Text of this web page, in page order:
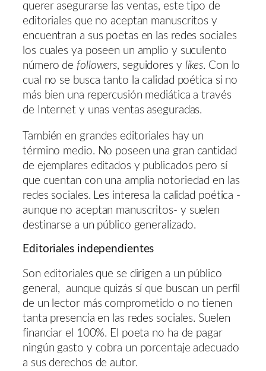
querer asegurarse las ventas, este tipo de
editoriales que no aceptan manuscritos y
encuentran a sus poetas en las redes sociales
los cuales ya poseen un amplio y suculento
número de followers, seguidores y likes. Con lo
cual no se busca tanto la calidad poética si no
más bien una repercusión mediática a través
de Internet y unas ventas aseguradas.
También en grandes editoriales hay un
término medio. No poseen una gran cantidad
de ejemplares editados y publicados pero sí
que cuentan con una amplia notoriedad en las
redes sociales. Les interesa la calidad poética -
aunque no aceptan manuscritos- y suelen
destinarse a un público generalizado.
Editoriales independientes
Son editoriales que se dirigen a un público
general, aunque quizás sí que buscan un perfil
de un lector más comprometido o no tienen
tanta presencia en las redes sociales. Suelen
financiar el 100%. El poeta no ha de pagar
ningún gasto y cobra un porcentaje adecuado
a sus derechos de autor.